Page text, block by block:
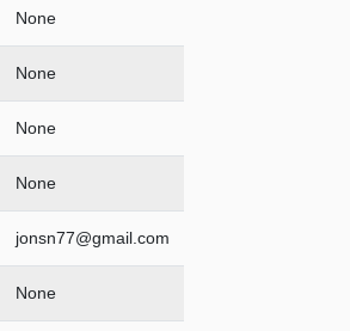
None
None
None
None
jonsn77@gmail.com
None